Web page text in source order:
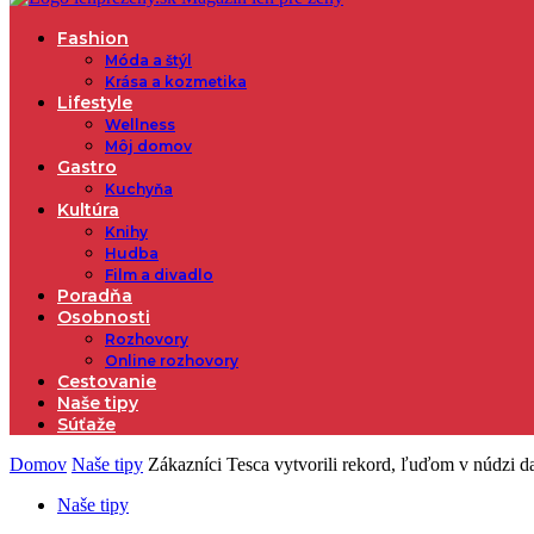
Fashion
Móda a štýl
Krása a kozmetika
Lifestyle
Wellness
Môj domov
Gastro
Kuchyňa
Kultúra
Knihy
Hudba
Film a divadlo
Poradňa
Osobnosti
Rozhovory
Online rozhovory
Cestovanie
Naše tipy
Súťaže
Domov Naše tipy Zákazníci Tesca vytvorili rekord, ľuďom v núdzi
Naše tipy